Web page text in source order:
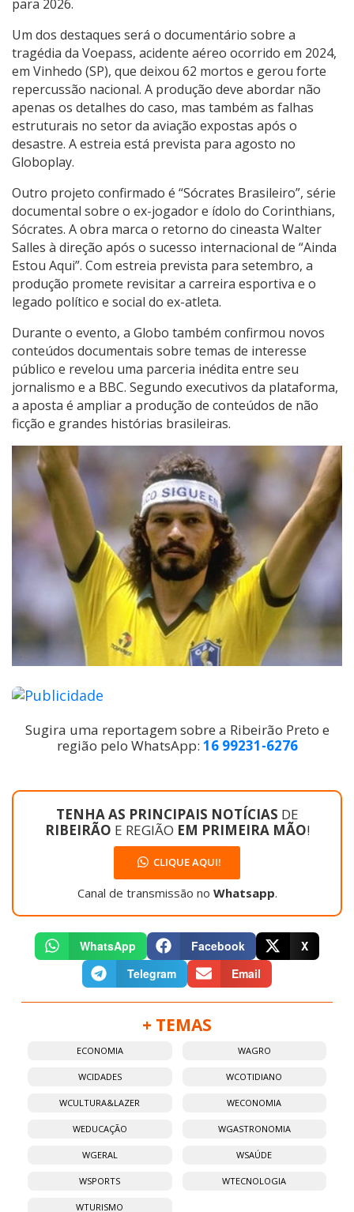
para 2026.
Um dos destaques será o documentário sobre a
tragédia da Voepass, acidente aéreo ocorrido em 2024,
em Vinhedo (SP), que deixou 62 mortos e gerou forte
repercussão nacional. A produção deve abordar não
apenas os detalhes do caso, mas também as falhas
estruturais no setor da aviação expostas após o
desastre. A estreia está prevista para agosto no
Globoplay.
Outro projeto confirmado é “Sócrates Brasileiro”, série
documental sobre o ex-jogador e ídolo do Corinthians,
Sócrates. A obra marca o retorno do cineasta Walter
Salles à direção após o sucesso internacional de “Ainda
Estou Aqui”. Com estreia prevista para setembro, a
produção promete revisitar a carreira esportiva e o
legado político e social do ex-atleta.
Durante o evento, a Globo também confirmou novos
conteúdos documentais sobre temas de interesse
público e revelou uma parceria inédita entre seu
jornalismo e a BBC. Segundo executivos da plataforma,
a aposta é ampliar a produção de conteúdos de não
ficção e grandes histórias brasileiras.
Sugira uma reportagem sobre a Ribeirão Preto e
região pelo WhatsApp: 16 99231-6276
TENHA AS PRINCIPAIS NOTÍCIAS DE
RIBEIRÃO E REGIÃO EM PRIMEIRA MÃO!
CLIQUE AQUI!
Canal de transmissão no Whatsapp.
WhatsApp Facebook
X
Telegram
Email
+ TEMAS
ECONOMIA WAGRO
WCIDADES WCOTIDIANO
WCULTURA&LAZER WECONOMIA
WEDUCAÇÃO WGASTRONOMIA
WGERAL WSAÚDE
WSPORTS WTECNOLOGIA
WTURISMO